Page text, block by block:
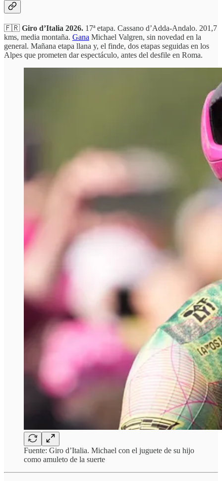
🇫🇷 Giro d’Italia 2026. 17ª etapa. Cassano d’Adda-Andalo. 201,7
kms, media montaña. Gana Michael Valgren, sin novedad en la
general. Mañana etapa llana y, el finde, dos etapas seguidas en los
Alpes que prometen dar espectáculo, antes del desfile en Roma.
Fuente: Giro d’Italia. Michael con el juguete de su hijo
como amuleto de la suerte